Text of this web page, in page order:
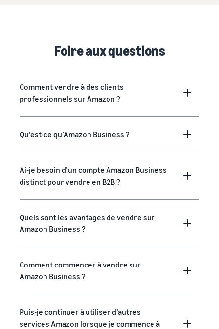
Foire aux questions
Comment vendre à des clients
professionnels sur Amazon ?
Qu’est-ce qu’Amazon Business ?
Ai-je besoin d’un compte Amazon Business
distinct pour vendre en B2B ?
Quels sont les avantages de vendre sur
Amazon Business ?
Comment commencer à vendre sur
Amazon Business ?
Puis-je continuer à utiliser d’autres
services Amazon lorsque je commence à